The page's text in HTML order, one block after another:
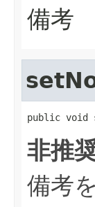
備考
public void
非推
備考